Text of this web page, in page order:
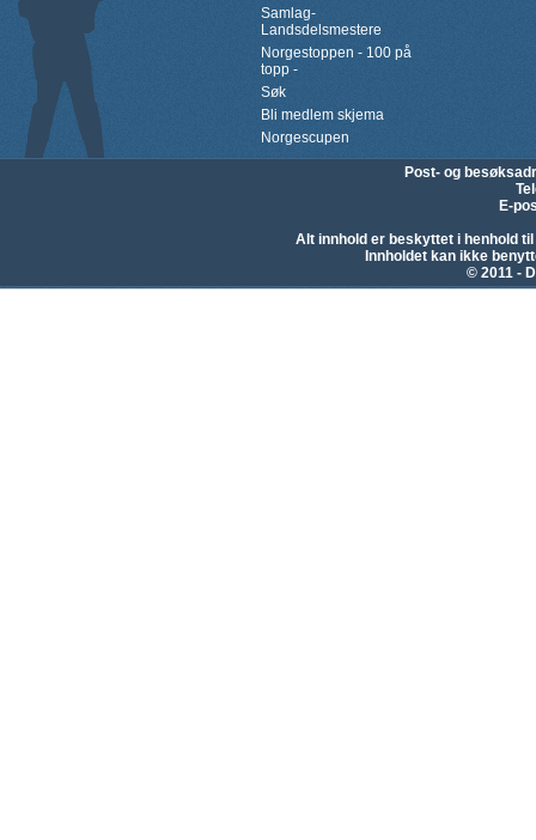
Samlag-
Landsdelsmestere
Norgestoppen - 100 på
topp -
Søk
Bli medlem skjema
Norgescupen
Post- og
E-
Alt innhold er beskyttet i henhold
Innholdet kan ikke
© 2011 -